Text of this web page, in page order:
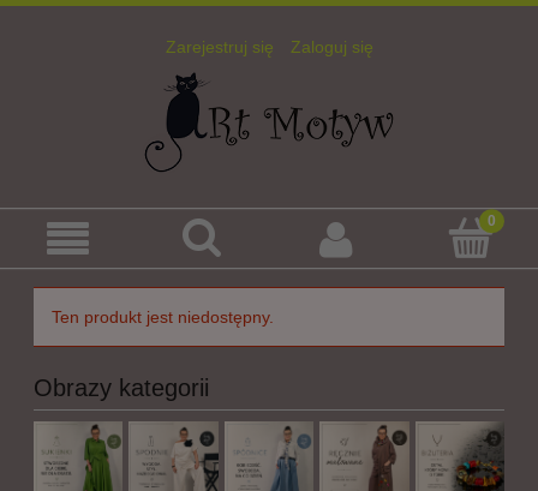
Zarejestruj się Zaloguj się
Ten produkt jest niedostępny.
Obrazy kategorii